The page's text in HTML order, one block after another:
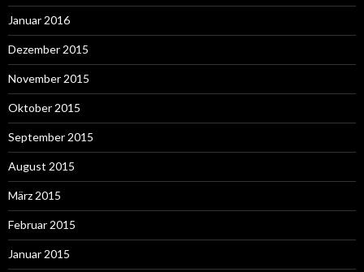
Januar 2016
Dezember 2015
November 2015
Oktober 2015
September 2015
August 2015
März 2015
Februar 2015
Januar 2015